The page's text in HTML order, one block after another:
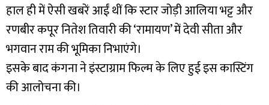
हाल ही में ऐसी खबरें आईं थीं कि स्टार जोड़ी आलिया भट्ट और
रणबीर कपूर नितेश तिवारी की ‘रामायण’ में देवी सीता और
भगवान राम की भूमिका निभाएंगे।
इसके बाद कंगना ने इंस्टाग्राम फिल्म के लिए हुई इस कास्टिंग
की आलोचना की।